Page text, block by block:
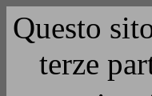
Questo
terze